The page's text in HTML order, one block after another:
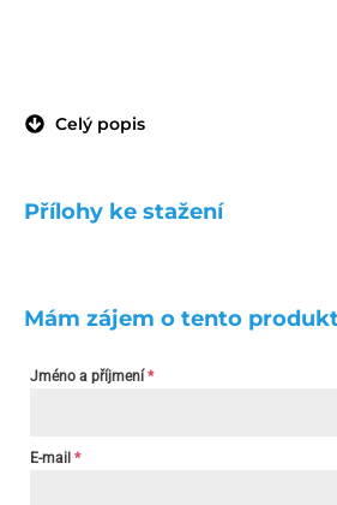
Celý popis
Přílohy ke stažení
Mám zájem o tento
Jméno a příjmení *
E-mail *